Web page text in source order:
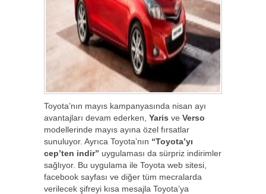
Toyota’nın mayıs kampanyasında nisan ayı
avantajları devam ederken, Yaris ve Verso
modellerinde mayıs ayına özel fırsatlar
sunuluyor. Ayrıca Toyota’nın “Toyota’yı
cep’ten indir” uygulaması da sürpriz indirimler
sağlıyor. Bu uygulama ile Toyota web sitesi,
facebook sayfası ve diğer tüm mecralarda
verilecek şifreyi kısa mesajla Toyota’ya